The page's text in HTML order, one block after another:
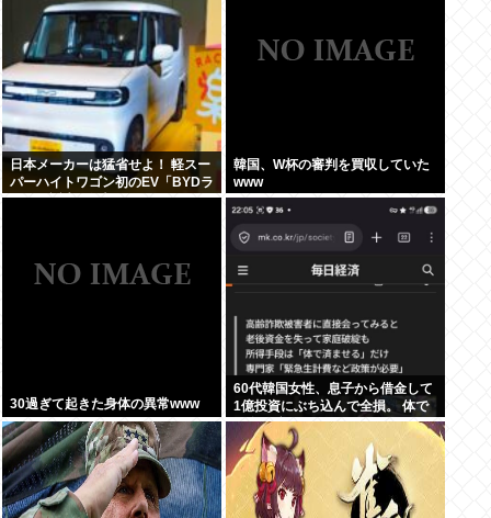
日本メーカーは猛省せよ！ 軽スー
パーハイトワゴン初のEV「BYDラ
ッコ」誕生の衝撃
韓国、W杯の審判を買収していた
www
30過ぎて起きた身体の異常www
60代韓国女性、息子から借金して
1億投資にぶち込んで全損。 体で
お金を稼ぎはじめる人も